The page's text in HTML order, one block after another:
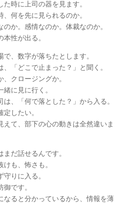
時に上司の器を見ます。
、何を先に見られるのか。
か。感情なのか。体裁なのか。
性が出る。
、数字が落ちたとします。
「どこで止まった？」と聞く。
、クロージングか。
に見に行く。
、「何で落とした？」から入る。
したい。
えて、部下の心の動きは全然違いま
だ話せるんです。
も、怖さも。
りに入る。
です。
なると分かっているから、情報を薄